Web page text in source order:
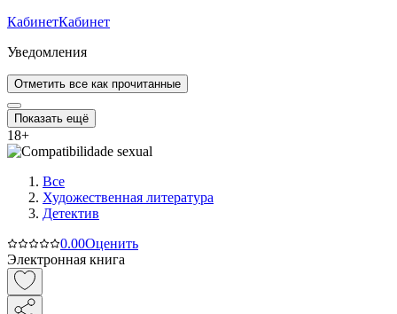
КабинетКабинет
Уведомления
Отметить все как прочитанные
Показать ещё
18+
Все
Художественная литература
Детектив
0.00Оценить
Электронная книга